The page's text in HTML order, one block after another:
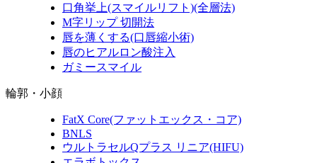
口角挙上(スマイルリフト)(全層法)
M字リップ 切開法
唇を薄くする(口唇縮小術)
唇のヒアルロン酸注入
ガミースマイル
輪郭・小顔
FatX Core(ファットエックス・コア)
BNLS
ウルトラセルQプラス リニア(HIFU)